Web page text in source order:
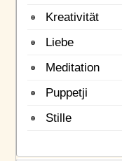
Kreativität
Liebe
Meditation
Puppetji
Stille